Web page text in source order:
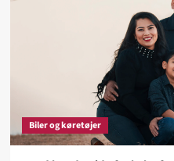
Biler og køretøjer